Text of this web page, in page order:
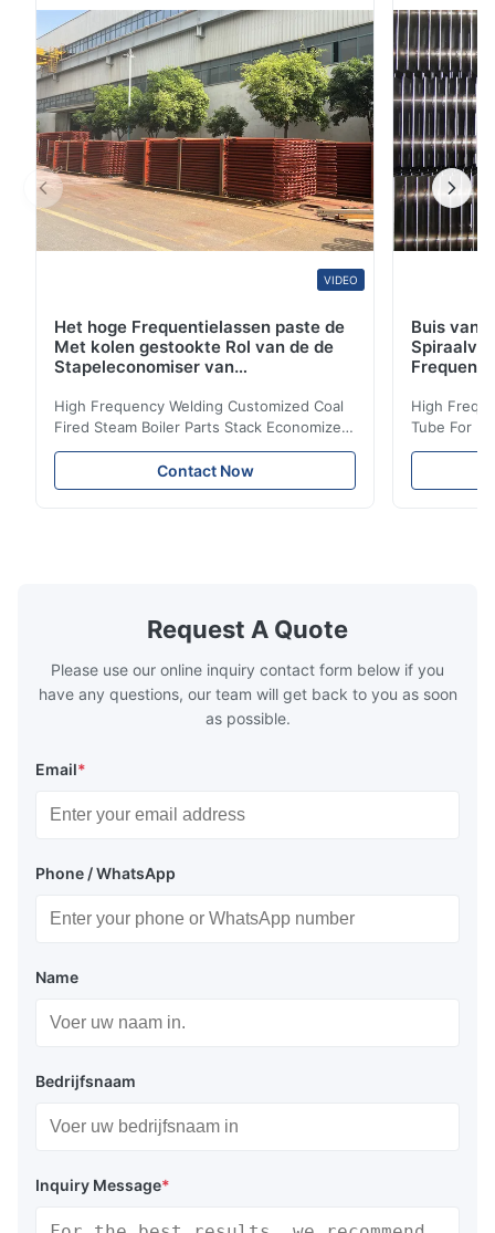
legeringsstaal, staalplaten en pijpmontage. HDT-de
producten zijn wijd toegepast in de ...
VIDEO
Het hoge Frequentielassen paste de
Met kolen gestookte Rol van de de
Stapeleconomiser van
High Frequency Welding Customized Coal
Fired Steam Boiler Parts Stack Economizer
Coil Boiler economizer Boiler Economizer is
the energy improving device that helps to
reduce the cost of operation by saving the
boilers is generally in the temperature
range of 200°C – 250°C, so there
Contact Now
Buis van
High
Tube For
reduce the
Request A Quote
Please use our online inquiry contact form below if you
have any questions, our team will get back to you as soon
as possible.
Email*
Phone / WhatsApp
Name
Bedrijfsnaam
Inquiry Message*